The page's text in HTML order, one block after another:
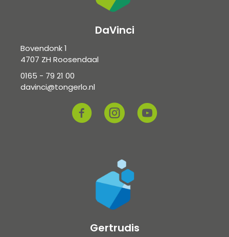
DaVinci
Bovendonk 1
4707 ZH Roosendaal
0165 - 79 21 00
davinci@tongerlo.nl
Gertrudis